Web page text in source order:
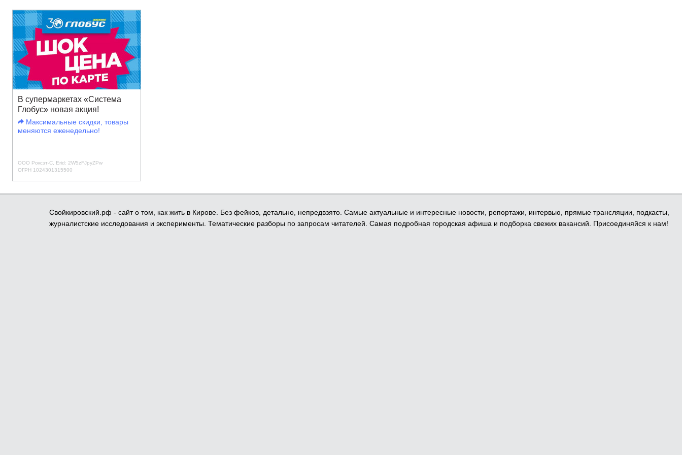
В супермаркетах «Система
Глобус» новая акция!
Максимальные скидки, товары
меняются еженедельно!
ООО Роксэт-С, Erid: 2W5zFJpyZPw
ОГРН 1024301315500
Свойкировский.рф - сайт о том, как жить в Кирове. Без фейков, детально, непредвзято. Самые актуальные и интересные новости, репортажи, интервью, прямые трансляции, подкасты,
журналистские исследования и эксперименты. Тематические разборы по запросам читателей. Самая подробная городская афиша и подборка свежих вакансий. Присоединяйся к нам!